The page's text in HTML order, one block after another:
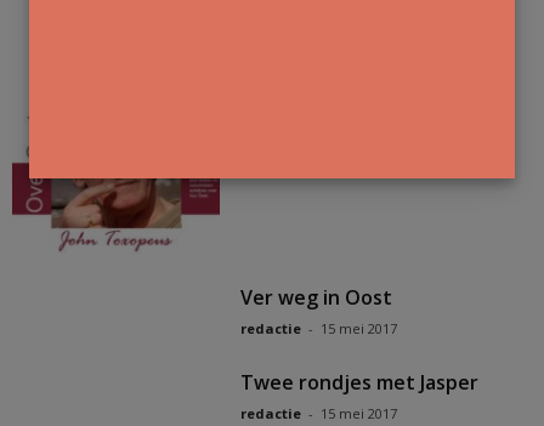
Ver weg in Oost
redactie - 15 mei 2017
Twee rondjes met Jasper
redactie - 15 mei 2017